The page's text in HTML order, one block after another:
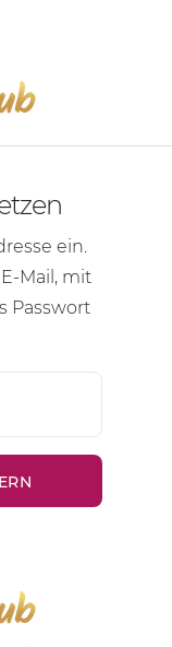
ein.
E-Mail , mit
Passwort